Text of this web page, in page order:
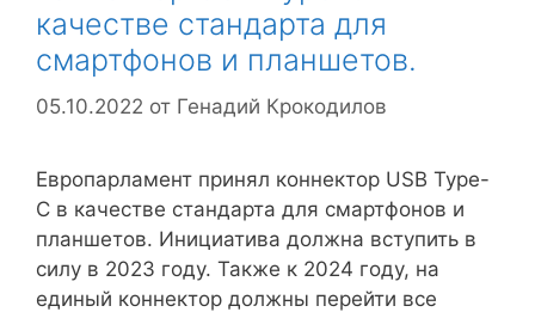
качестве стандарта для
смартфонов и планшетов.
05.10.2022 от Генадий Крокодилов
Европарламент принял коннектор USB Type-
C в качестве стандарта для смартфонов и
планшетов. Инициатива должна вступить в
силу в 2023 году. Также к 2024 году, на
единый коннектор должны перейти все